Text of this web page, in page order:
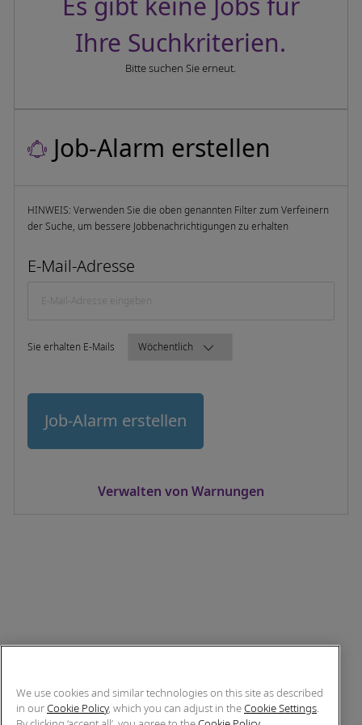
Ihre Suchkriterien.
Bitte suchen Sie erneut.
Job-Alarm erstellen
HINWEIS: Verwenden Sie die oben genannten Filter zum Verfeinern
der Suche, um bessere Jobbenachrichtigungen zu erhalten
E-Mail-AdresseRequired
Sie erhalten E-MailsRequired
Job-Alarm erstellen
Verwalten von Warnungen
We use cookies and similar technologies on this site as described
in ourCookie Policy, which you can adjust in theCookie Settings.